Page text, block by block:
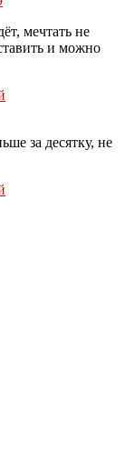
мечтать не
и можно
за десятку, не